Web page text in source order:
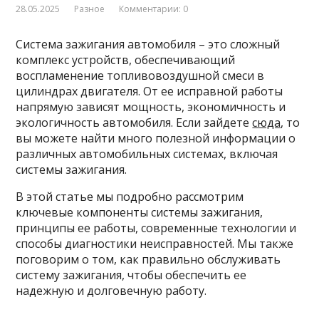
28.05.2025 Разное Комментарии: 0
Система зажигания автомобиля – это сложный
комплекс устройств, обеспечивающий
воспламенение топливовоздушной смеси в
цилиндрах двигателя. От ее исправной работы
напрямую зависят мощность, экономичность и
экологичность автомобиля. Если зайдетесюда, то
вы можете найти много полезной информации о
различных автомобильных системах, включая
системы зажигания.
В этой статье мы подробно рассмотрим
ключевые компоненты системы зажигания,
принципы ее работы, современные технологии и
способы диагностики неисправностей. Мы также
поговорим о том, как правильно обслуживать
систему зажигания, чтобы обеспечить ее
надежную и долговечную работу.